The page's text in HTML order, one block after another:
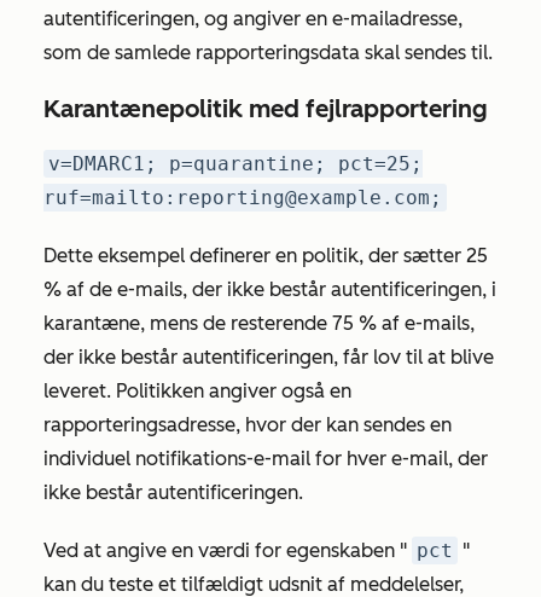
autentificeringen, og angiver en e-mailadresse,
som de samlede rapporteringsdata skal sendes til.
Karantænepolitik med fejlrapportering
v=DMARC1; p=quarantine; pct=25;
ruf=mailto:reporting@example.com;
Dette eksempel definerer en politik, der sætter 25
% af de e-mails, der ikke består autentificeringen, i
karantæne, mens de resterende 75 % af e-mails,
der ikke består autentificeringen, får lov til at blive
leveret. Politikken angiver også en
rapporteringsadresse, hvor der kan sendes en
individuel notifikations-e-mail for hver e-mail, der
ikke består autentificeringen.
Ved at angive en værdi for egenskaben " pct "
kan du teste et tilfældigt udsnit af meddelelser,